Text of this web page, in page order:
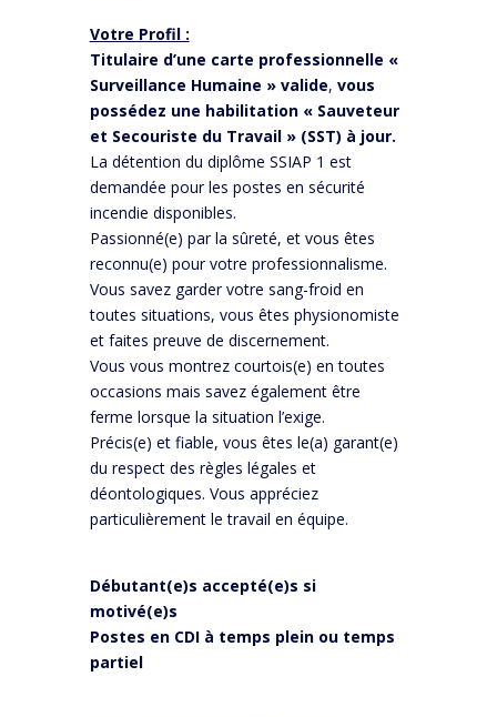
Votre Profil :
Titulaire d’une carte professionnelle «
Surveillance Humaine » valide, vous
possédez une habilitation « Sauveteur
et Secouriste du Travail » (SST) à jour.
La détention du diplôme SSIAP 1 est
demandée pour les postes en sécurité
incendie disponibles.
Passionné(e) par la sûreté, et vous êtes
reconnu(e) pour votre professionnalisme.
Vous savez garder votre sang-froid en
toutes situations, vous êtes physionomiste
et faites preuve de discernement.
Vous vous montrez courtois(e) en toutes
occasions mais savez également être
ferme lorsque la situation l’exige.
Précis(e) et fiable, vous êtes le(a) garant(e)
du respect des règles légales et
déontologiques. Vous appréciez
particulièrement le travail en équipe.
Débutant(e)s accepté(e)s si
motivé(e)s
Postes en CDI à temps plein ou temps
partiel